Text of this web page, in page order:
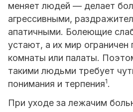
меняет людей — делает
агрессивными,
апатичными. Болеющие
устают, а их мир
комнаты или палаты.
такими людьми требует
понимания и терпения1.
При уходе за лежачим